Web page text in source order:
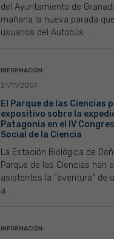
del Ayuntamiento de
mañana la nueva parada
usuarios del Autobús ...
INFORMACIÓN:
21/11/2007
El Parque de las Ciencias
expositivo sobre la
Patagonia en el IV
Social de la Ciencia
La Estación Biológica de
Parque de las Ciencias han
asistentes la "aventura" de
a ...
INFORMACIÓN: